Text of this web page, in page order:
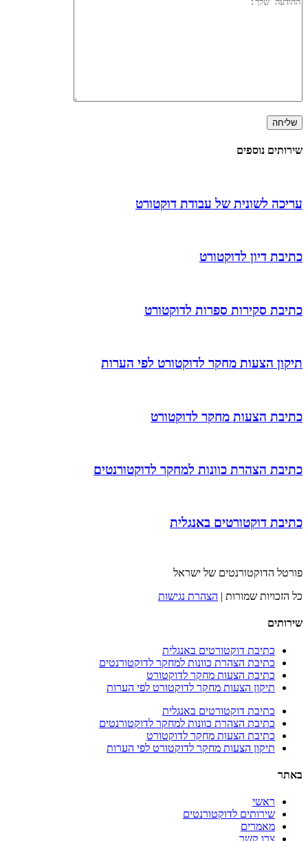
שירותים נוספים
עריכה לשונית של עבודת דוקטורט
כתיבת דיון לדוקטורט
כתיבת סקירות ספרות לדוקטורט
תיקון הצעות מחקר לדוקטורט לפי הערות
כתיבת הצעות מחקר לדוקטורט
כתיבת הצהרת כוונות למחקר לדוקטורנטים
כתיבת דוקטורטים באנגלית
פורטל הדוקטורנטים של ישראל
כל הזכויות שמורות | הצהרת נגישות
שירותים
כתיבת דוקטורטים באנגלית
כתיבת הצהרת כוונות למחקר לדוקטורנטים
כתיבת הצעות מחקר לדוקטורט
תיקון הצעות מחקר לדוקטורט לפי הערות
כתיבת דוקטורטים באנגלית
כתיבת הצהרת כוונות למחקר לדוקטורנטים
כתיבת הצעות מחקר לדוקטורט
תיקון הצעות מחקר לדוקטורט לפי הערות
באתר
ראשי
שירותים לדוקטורנטים
מאמרים